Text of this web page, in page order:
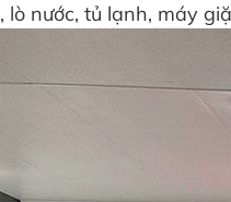
lò nước, tủ lạnh, máy